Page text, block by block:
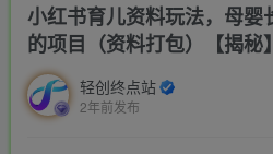
小红书育儿资料玩法，母婴
的项目（资料打包）【揭秘】
轻创终点站
2年前发布